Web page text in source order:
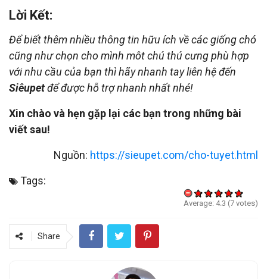
Lời Kết:
Để biết thêm nhiều thông tin hữu ích về các giống chó
cũng như chọn cho mình môt chú thú cưng phù hợp
với nhu cầu của bạn thì hãy nhanh tay liên hệ đến
Siêupetđể được hỗ trợ nhanh nhất nhé!
Xin chào và hẹn gặp lại các bạn trong những bài
viết sau!
Nguồn: https://sieupet.com/cho-tuyet.html
Tags:
Average: 4.3 (7 votes)
Share